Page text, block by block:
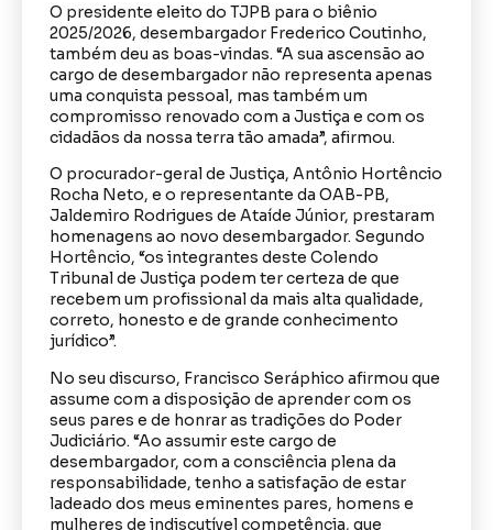
O presidente eleito do TJPB para o biênio
2025/2026, desembargador Frederico Coutinho,
também deu as boas-vindas. “A sua ascensão ao
cargo de desembargador não representa apenas
uma conquista pessoal, mas também um
compromisso renovado com a Justiça e com os
cidadãos da nossa terra tão amada”, afirmou.
O procurador-geral de Justiça, Antônio Hortêncio
Rocha Neto, e o representante da OAB-PB,
Jaldemiro Rodrigues de Ataíde Júnior, prestaram
homenagens ao novo desembargador. Segundo
Hortêncio, “os integrantes deste Colendo
Tribunal de Justiça podem ter certeza de que
recebem um profissional da mais alta qualidade,
correto, honesto e de grande conhecimento
jurídico”.
No seu discurso, Francisco Seráphico afirmou que
assume com a disposição de aprender com os
seus pares e de honrar as tradições do Poder
Judiciário. “Ao assumir este cargo de
desembargador, com a consciência plena da
responsabilidade, tenho a satisfação de estar
ladeado dos meus eminentes pares, homens e
mulheres de indiscutível competência, que